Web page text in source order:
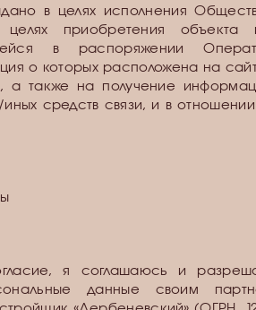
в целях исполнения
приобретения объекта
в распоряжении
о которых расположена на
, а также на получение
средств связи, и в
я соглашаюсь и
данные своим